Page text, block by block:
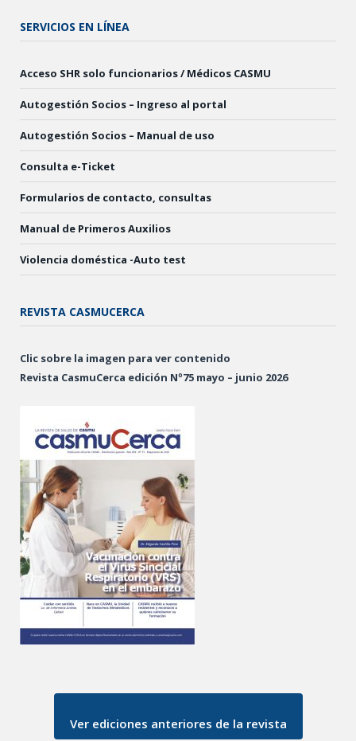
SERVICIOS EN LÍNEA
Acceso SHR solo funcionarios / Médicos CASMU
Autogestión Socios – Ingreso al portal
Autogestión Socios – Manual de uso
Consulta e-Ticket
Formularios de contacto, consultas
Manual de Primeros Auxilios
Violencia doméstica -Auto test
REVISTA CASMUCERCA
Clic sobre la imagen para ver contenido
Revista CasmuCerca edición Nº75 mayo – junio 2026
Ver ediciones anteriores de la revista